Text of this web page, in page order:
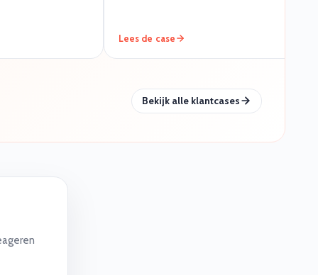
Lees de case
Bekijk alle klantcases